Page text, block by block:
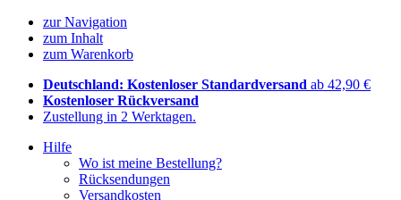
zur Navigation
zum Inhalt
zum Warenkorb
Deutschland: Kostenloser Standardversand ab 42,90 €
Kostenloser Rückversand
Zustellung in 2 Werktagen.
Hilfe
Wo ist meine Bestellung?
Rücksendungen
Versandkosten